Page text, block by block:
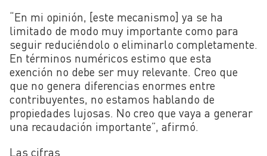
“En mi opinión, [este mecanismo] ya se ha
limitado de modo muy importante como para
seguir reduciéndolo o eliminarlo completamente.
En términos numéricos estimo que esta
exención no debe ser muy relevante. Creo que
que no genera diferencias enormes entre
contribuyentes, no estamos hablando de
propiedades lujosas. No creo que vaya a generar
una recaudación importante”, afirmó.
Las cifras